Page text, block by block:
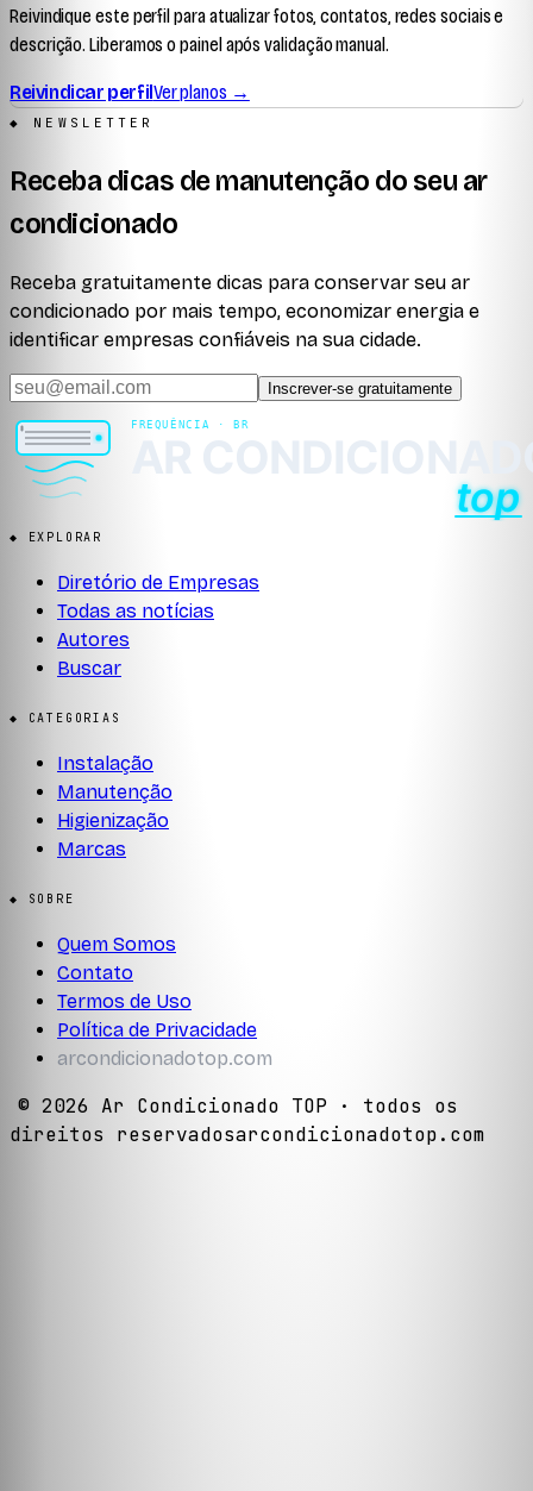
Reivindique este perfil para atualizar fotos, contatos, redes sociais e
descrição. Liberamos o painel após validação manual.
Reivindicar perfilVer planos →
◆ NEWSLETTER
Receba dicas de manutenção do seu ar
condicionado
Receba gratuitamente dicas para conservar seu ar
condicionado por mais tempo, economizar energia e
identificar empresas confiáveis na sua cidade.
Inscrever-se gratuitamente
◆ EXPLORAR
Diretório de Empresas
Todas as notícias
Autores
Buscar
◆ CATEGORIAS
Instalação
Manutenção
Higienização
Marcas
◆ SOBRE
Quem Somos
Contato
Termos de Uso
Política de Privacidade
arcondicionadotop.com
© 2026 Ar Condicionado TOP · todos os
direitos reservadosarcondicionadotop.com